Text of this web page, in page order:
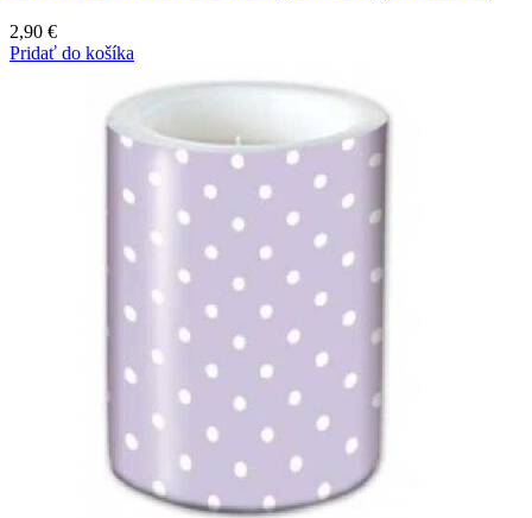
2,90 €
Pridať do košíka